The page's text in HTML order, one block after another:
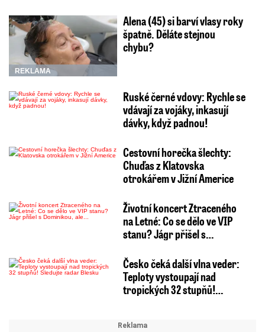
REKLAMA
Alena (45) si barví vlasy roky
špatně. Děláte stejnou
chybu?
Ruské černé vdovy: Rychle se
vdávají za vojáky, inkasují
dávky, když padnou!
Cestovní horečka šlechty:
Chuďas z Klatovska
otrokářem v Jižní Americe
Životní koncert Ztraceného
na Letné: Co se dělo ve VIP
stanu? Jágr přišel s…
Česko čeká další vlna veder:
Teploty vystoupají nad
tropických 32 stupňů!…